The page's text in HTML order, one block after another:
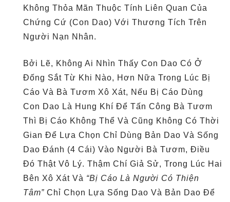
Không Thỏa Mãn Thuộc Tính Liên Quan Của
Chứng Cứ (con Dao) Với Thương Tích Trên
Người Nạn Nhân.
Bởi Lẽ, Không Ai Nhìn Thấy Con Dao Có Ở
Đống Sắt Từ Khi Nào, Hơn Nữa Trong Lúc Bị
Cáo Và Bà Tươm Xô Xát, Nếu Bị Cáo Dùng
Con Dao Là Hung Khí Để Tấn Công Bà Tươm
Thì Bị Cáo Không Thể Và Cũng Không Có Thời
Gian Để Lựa Chọn Chỉ Dùng Bản Dao Và Sống
Dao Đánh (4 Cái) Vào Người Bà Tươm, Điều
Đó Thật Vô Lý. Thậm Chí Giả Sử, Trong Lúc Hai
Bên Xô Xát Và “bị Cáo Là Người Có Thiện
Tâm” Chỉ Chọn Lựa Sống Dao Và Bản Dao Để